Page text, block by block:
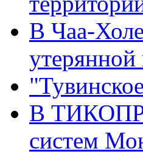
В Чаа-
В ТИКОПР
систем